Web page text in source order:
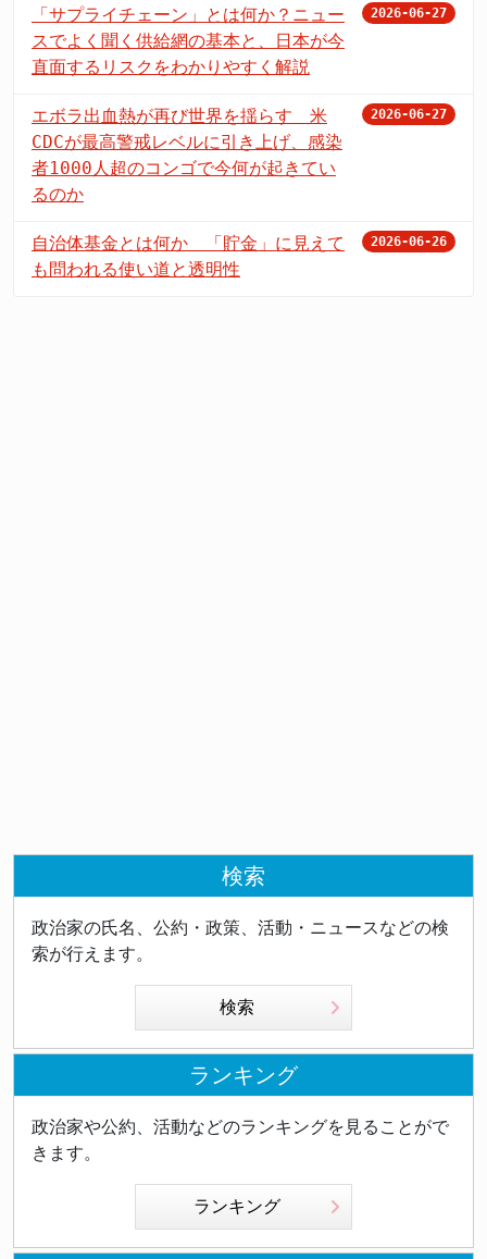
「サプライチェーン」とは何か？ニュー
スでよく聞く供給網の基本と、日本が今
直面するリスクをわかりやすく解説
2026-06-27
エボラ出血熱が再び世界を揺らす 米
CDCが最高警戒レベルに引き上げ、感染
者1000人超のコンゴで今何が起きてい
るのか
2026-06-27
自治体基金とは何か 「貯金」に見えて
も問われる使い道と透明性
2026-06-26
検索
政治家の氏名、公約・政策、活動・ニュースなどの検
索が行えます。
検索
ランキング
政治家や公約、活動などのランキングを見ることがで
きます。
ランキング